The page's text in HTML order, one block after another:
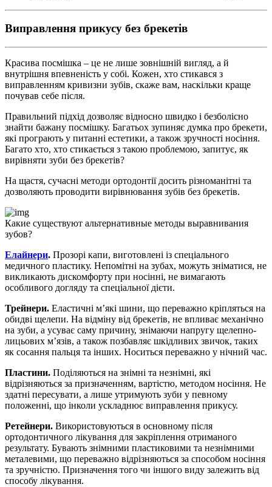
Виправлення прикусу без брекетів
Красива посмішка – це не лише зовнішній вигляд, а й
внутрішня впевненість у собі. Кожен, хто стикався з
виправленням кривизни зубів, скаже вам, наскільки краще
почував себе після.
Правильний підхід дозволяє відносно швидко і безболісно
знайти бажану посмішку. Багатьох зупиняє думка про брекети,
які програють у питанні естетики, а також зручності носіння.
Багато хто, хто стикається з такою проблемою, запитує, як
вирівняти зуби без брекетів?
На щастя, сучасні методи ортодонтії досить різноманітні та
дозволяють проводити вирівнювання зубів без брекетів.
Какие существуют альтернативные методы выравнивания
зубов?
Елайнери. Прозорі капи, виготовлені із спеціального
медичного пластику. Непомітні на зубах, можуть зніматися, не
викликають дискомфорту при носінні, не вимагають
особливого догляду та спеціальної дієти.
Трейнери. Еластичні м’які шини, що переважно кріпляться на
обидві щелепи. На відміну від брекетів, не впливає механічно
на зуби, а усуває саму причину, знімаючи напругу щелепно-
лицьових м’язів, а також позбавляє шкідливих звичок, таких
як сосання пальця та інших. Носиться переважно у нічний час.
Пластини. Поділяються на знімні та незнімні, які
відрізняються за призначенням, вартістю, методом носіння. Не
здатні пересувати, а лише утримують зуби у певному
положенні, що інколи ускладнює виправлення прикусу.
Ретейнери. Використовуються в основному після
ортодонтичного лікування для закріплення отриманого
результату. Бувають знімними пластиковими та незнімними
металевими, що переважно відрізняються за способом носіння
та зручністю. Призначення того чи іншого виду залежить від
способу лікування.